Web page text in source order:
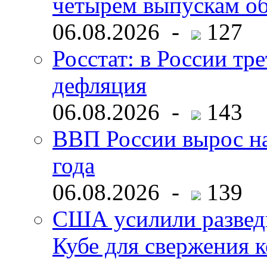
06.08.2026 -
127
Росстат: в России
дефляция
06.08.2026 -
143
ВВП России вырос
года
06.08.2026 -
139
США усилили
Кубе для свержения